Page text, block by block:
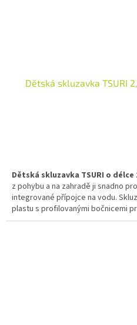
Dětská skluzavka TSURI
Dětská skluzavka TSURI o
z pohybu a na zahradě ji snadno
integrované přípojce na vodu.
plastu s profilovanými bočnicemi
montáž na dětská hřiště.